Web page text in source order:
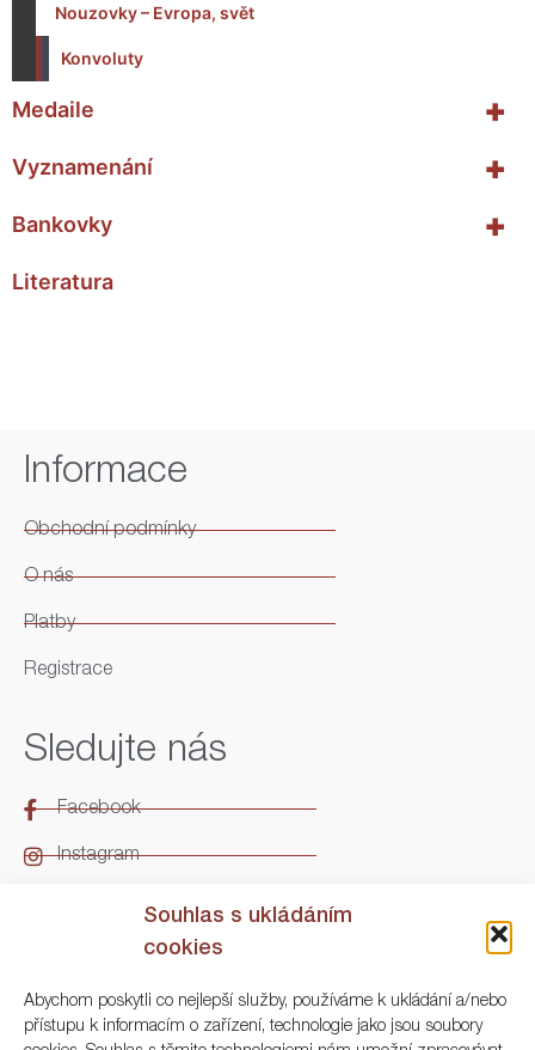
Souhlas s ukládáním
cookies
Abychom poskytli co nejlepší služby, používáme k ukládání a/nebo
přístupu k informacím o zařízení, technologie jako jsou soubory
Nouzovky – Evropa, svět
Konvoluty
+
Medaile
+
Vyznamenání
+
Bankovky
Literatura
Informace
Obchodní podmínky
O nás
Platby
Registrace
Sledujte nás
Facebook
Instagram
Kontakt
ARGO Numismatika